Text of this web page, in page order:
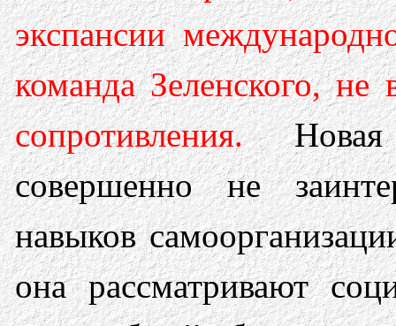
экспансии
команда Зеленского, не
сопротивления.
совершенно не
навыков
она рассматривают